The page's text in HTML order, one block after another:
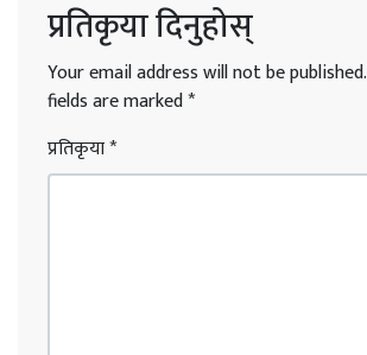
प्रतिकृया दिनुहोस्
Your email address will not be published.
fields are marked*
प्रतिकृया*